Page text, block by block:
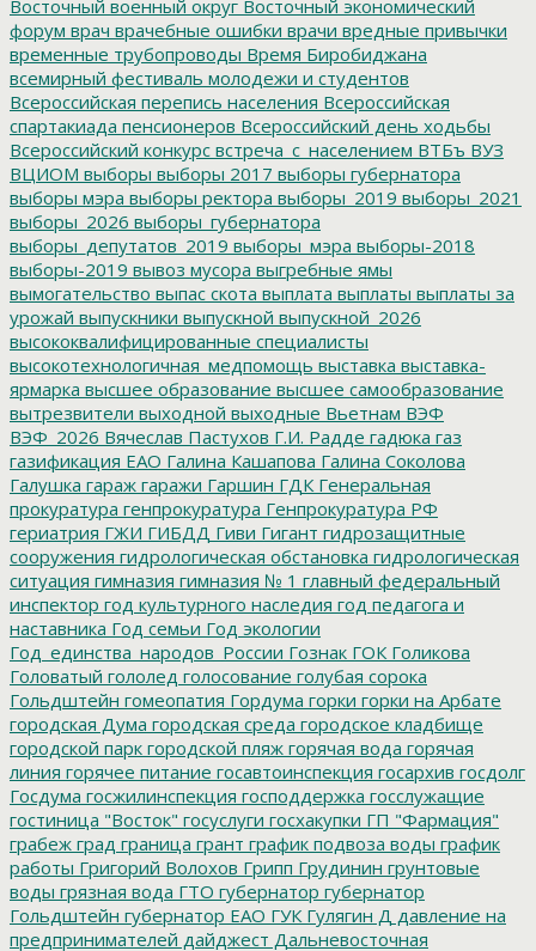
Восточный военный округ Восточный экономический
форум врач врачебные ошибки врачи вредные привычки
временные трубопроводы Время Биробиджана
всемирный фестиваль молодежи и студентов
Всероссийская перепись населения Всероссийская
спартакиада пенсионеров Всероссийский день ходьбы
Всероссийский конкурс встреча_с_населением ВТБъ ВУЗ
ВЦИОМ выборы выборы 2017 выборы губернатора
выборы мэра выборы ректора выборы_2019 выборы_2021
выборы_2026 выборы_губернатора
выборы_депутатов_2019 выборы_мэра выборы-2018
выборы-2019 вывоз мусора выгребные ямы
вымогательство выпас скота выплата выплаты выплаты за
урожай выпускники выпускной выпускной_2026
высококвалифицированные специалисты
высокотехнологичная_медпомощь выставка выставка-
ярмарка высшее образование высшее самообразование
вытрезвители выходной выходные Вьетнам ВЭФ
ВЭФ_2026 Вячеслав Пастухов Г.И. Радде гадюка газ
газификация ЕАО Галина Кашапова Галина Соколова
Галушка гараж гаражи Гаршин ГДК Генеральная
прокуратура генпрокуратура Генпрокуратура РФ
гериатрия ГЖИ ГИБДД Гиви Гигант гидрозащитные
сооружения гидрологическая обстановка гидрологическая
ситуация гимназия гимназия № 1 главный федеральный
инспектор год культурного наследия год педагога и
наставника Год семьи Год экологии
Год_единства_народов_России Гознак ГОК Голикова
Головатый гололед голосование голубая сорока
Гольдштейн гомеопатия Гордума горки горки на Арбате
городская Дума городская среда городское кладбище
городской парк городской пляж горячая вода горячая
линия горячее питание госавтоинспекция госархив госдолг
Госдума госжилинспекция господдержка госслужащие
гостиница "Восток" госуслуги госхакупки ГП "Фармация"
грабеж град граница грант график подвоза воды график
работы Григорий Волохов Грипп Грудинин грунтовые
воды грязная вода ГТО губернатор губернатор
Гольдштейн губернатор ЕАО ГУК Гулягин Д давление на
предпринимателей дайджест Дальневосточная